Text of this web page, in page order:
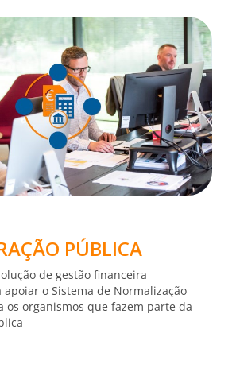
PÚBLICA
de gestão financeira
o Sistema de Normalização
os organismos que fazem parte da